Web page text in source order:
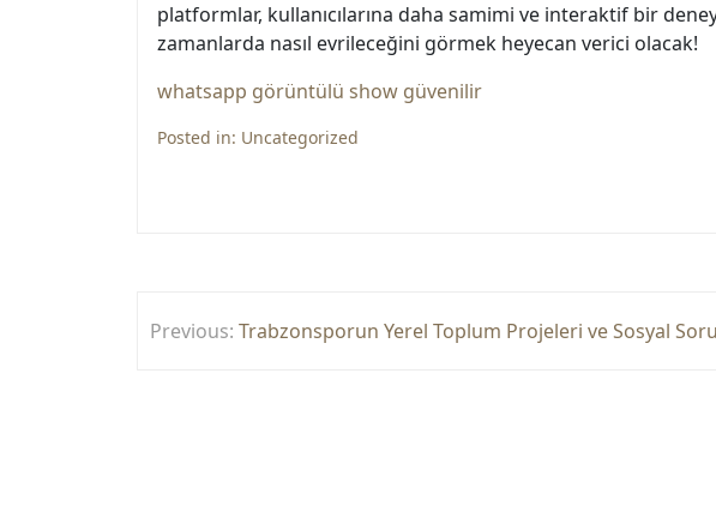
platformlar, kullanıcılarına daha samimi ve interaktif bir
zamanlarda nasıl evrileceğini görmek heyecan verici olacak!
whatsapp görüntülü show güvenilir
Posted in: Uncategorized
Yazı
Previous: Trabzonsporun Yerel Toplum Projeleri ve Sosyal